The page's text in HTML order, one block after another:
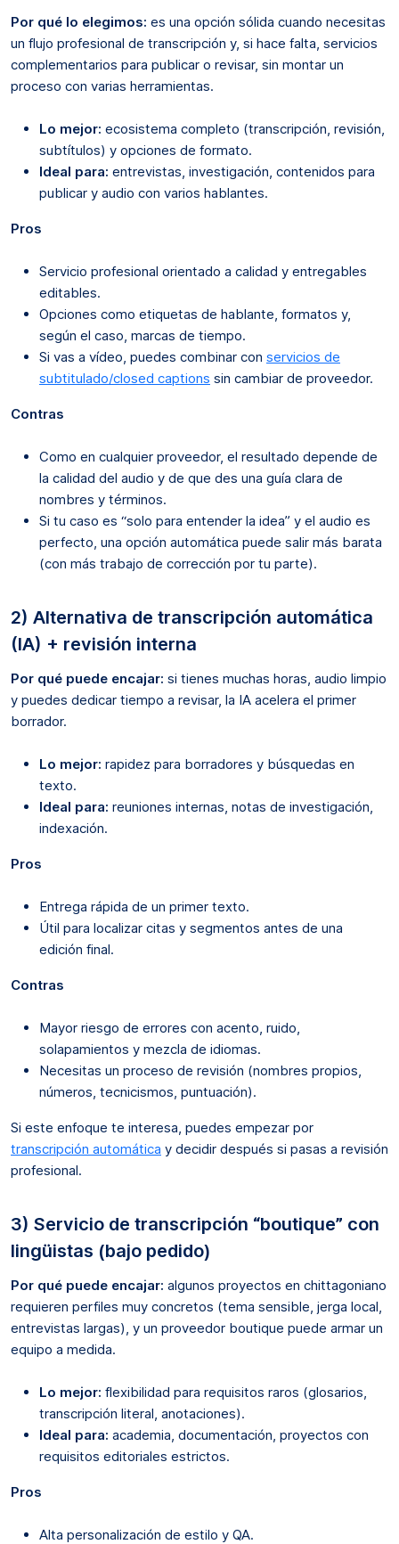
Por qué lo elegimos: es una opción sólida cuando necesitas
un flujo profesional de transcripción y, si hace falta, servicios
complementarios para publicar o revisar, sin montar un
proceso con varias herramientas.
Lo mejor: ecosistema completo (transcripción, revisión,
subtítulos) y opciones de formato.
Ideal para: entrevistas, investigación, contenidos para
publicar y audio con varios hablantes.
Pros
Servicio profesional orientado a calidad y entregables
editables.
Opciones como etiquetas de hablante, formatos y,
según el caso, marcas de tiempo.
Si vas a vídeo, puedes combinar con servicios de
subtitulado/closed captions sin cambiar de proveedor.
Contras
Como en cualquier proveedor, el resultado depende de
la calidad del audio y de que des una guía clara de
nombres y términos.
Si tu caso es “solo para entender la idea” y el audio es
perfecto, una opción automática puede salir más barata
(con más trabajo de corrección por tu parte).
2) Alternativa de transcripción automática
(IA) + revisión interna
Por qué puede encajar: si tienes muchas horas, audio limpio
y puedes dedicar tiempo a revisar, la IA acelera el primer
borrador.
Lo mejor: rapidez para borradores y búsquedas en
texto.
Ideal para: reuniones internas, notas de investigación,
indexación.
Pros
Entrega rápida de un primer texto.
Útil para localizar citas y segmentos antes de una
edición final.
Contras
Mayor riesgo de errores con acento, ruido,
solapamientos y mezcla de idiomas.
Necesitas un proceso de revisión (nombres propios,
números, tecnicismos, puntuación).
Si este enfoque te interesa, puedes empezar por
transcripción automática y decidir después si pasas a revisión
profesional.
3) Servicio de transcripción “boutique” con
lingüistas (bajo pedido)
Por qué puede encajar: algunos proyectos en chittagoniano
requieren perfiles muy concretos (tema sensible, jerga local,
entrevistas largas), y un proveedor boutique puede armar un
equipo a medida.
Lo mejor: flexibilidad para requisitos raros (glosarios,
transcripción literal, anotaciones).
Ideal para: academia, documentación, proyectos con
requisitos editoriales estrictos.
Pros
Alta personalización de estilo y QA.